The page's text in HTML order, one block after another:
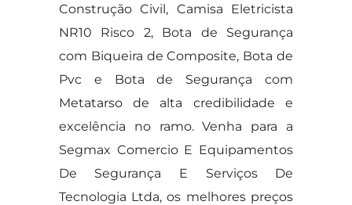
Construção Civil, Camisa Eletricista
NR10 Risco 2, Bota de Segurança
com Biqueira de Composite, Bota de
Pvc e Bota de Segurança com
Metatarso de alta credibilidade e
excelência no ramo. Venha para a
Segmax Comercio E Equipamentos
De Segurança E Serviços De
Tecnologia Ltda, os melhores preços